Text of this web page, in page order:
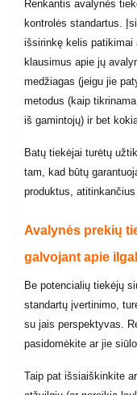
Renkantis avalynės
kontrolės standartus.
išsirinkę kelis patikimai
klausimus apie jų
medžiagas (jeigu jie
metodus (kaip
iš gamintojų) ir bet
Batų tiekėjai turėtų
tam, kad būtų
produktus,
Avalynės prekių
galvojant apie
Be potencialių tiekėjų
standartų įvertinimo,
su jais perspektyvas.
pasidomėkite ar jie
Taip pat išsiaiškinkite